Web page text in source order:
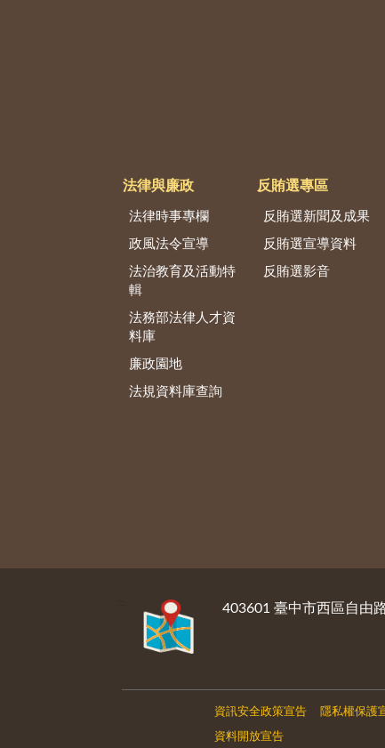
法律與廉政
法律時事專欄
政風法令宣導
法治教育及活動特
輯
法務部法律人才資
料庫
廉政園地
法規資料庫查詢
反賄選專區
反賄選新聞及成果
反賄選宣導資料
反賄選影音
403601 臺中市西區自由
資訊安全政策宣告 隱私權保護
資料開放宣告